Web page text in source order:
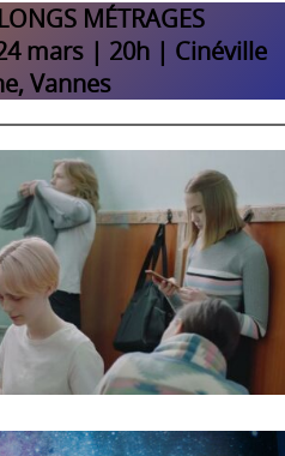
MÉTRAGES
mars | 20h | Cinéville
Vannes